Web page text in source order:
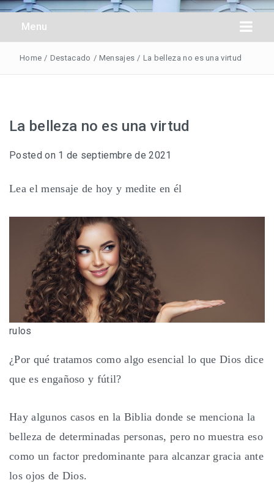
Obreros Universal
Menu
Home / Destacado / Mensajes / La belleza no es una virtud
La belleza no es una virtud
Posted on 1 de septiembre de 2021
Lea el mensaje de hoy y medite en él
rulos
¿Por qué tratamos como algo esencial lo que Dios dice
que es engañoso y fútil?
Hay algunos casos en la Biblia donde se menciona la
belleza de determinadas personas, pero no muestra eso
como un factor predominante para alcanzar gracia ante
los ojos de Dios.